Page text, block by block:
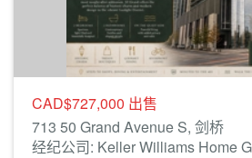
CAD$727,000 出售
713 50 Grand Avenue S, 剑桥
经纪公司: Keller Williams Home